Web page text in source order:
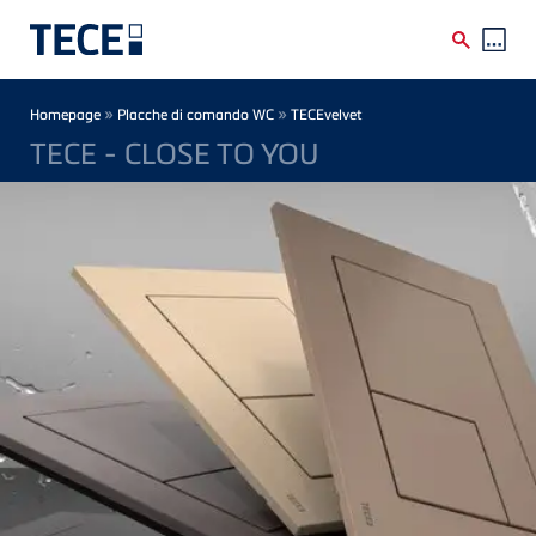
Breadcrumb
Homepage » Placche di comando WC » TECEvelvet
TECE - CLOSE TO YOU